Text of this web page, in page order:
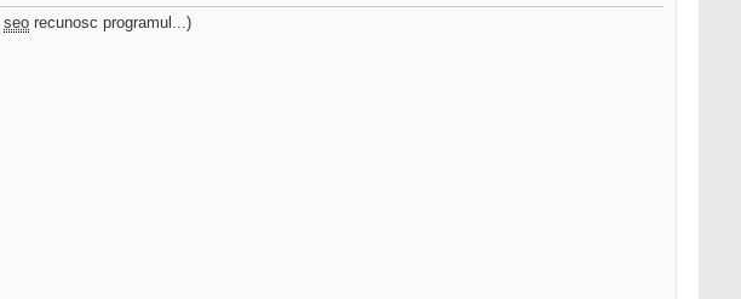
seo recunosc programul...)